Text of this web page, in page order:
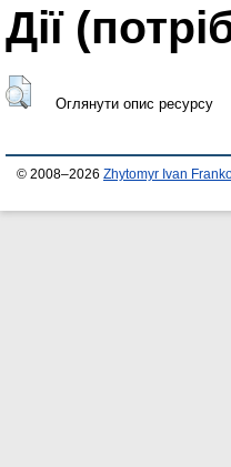
Дії
Оглянути опис ресурсу
© 2008–2026 Zhytomyr Ivan